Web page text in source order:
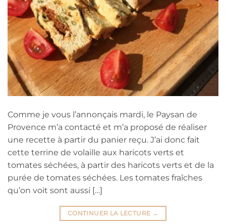
Comme je vous l’annonçais mardi, le Paysan de
Provence m’a contacté et m’a proposé de réaliser
une recette à partir du panier reçu. J’ai donc fait
cette terrine de volaille aux haricots verts et
tomates séchées, à partir des haricots verts et de la
purée de tomates séchées. Les tomates fraîches
qu’on voit sont aussi […]
CONTINUER LA LECTURE →